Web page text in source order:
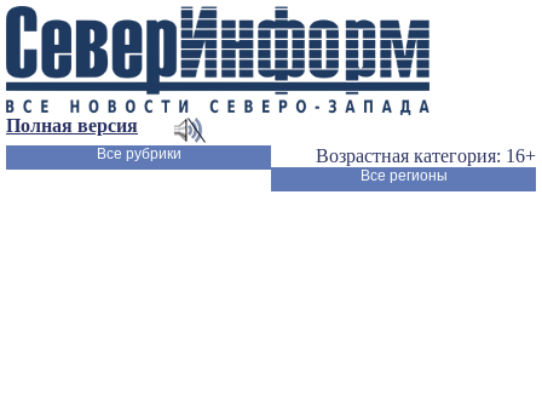
Полная версия
Возрастная категория: 16+
Все рубрики
Все регионы